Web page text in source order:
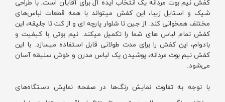
شیک و استایل زیبا، این کفش میتواند با همه قطعات لباس‌های
مختلف همخوانی کند. از جین تا شلوار پارچه ای و از کت تا جلیقه، این
کفش تمام لباس های شما را تکمیل میکند. نیم بوتی با کیفیت و
بادوام، این کفش را برای مدت طولانی قابل استفاده میسازد. با این
کفش نیم بوت مردانه، پوشیدن یک لباس مدرن و خوش سلیقه آسان
می‌شود.
با توجه به تفاوت نمایش رنگ‌ها در صفحه نمایش دستگاه‌های